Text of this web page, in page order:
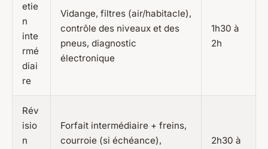
etie
n
inte
rmé
diai
re
Vidange, filtres (air/habitacle),
contrôle des niveaux et des
pneus, diagnostic
électronique
1h30 à
2h
Rév
isio
n
Forfait intermédiaire + freins,
courroie (si échéance),
2h30 à